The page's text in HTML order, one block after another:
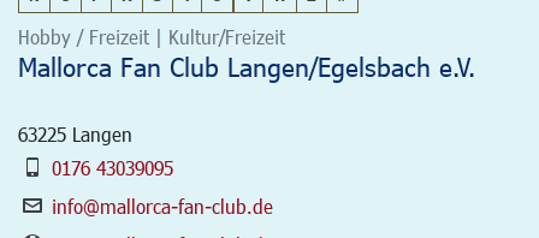
Hobby / Freizeit | Kultur/Freizeit
Mallorca Fan Club Langen/Egelsbach e.V.
63225 Langen
0176 43039095
info@mallorca-fan-club.de